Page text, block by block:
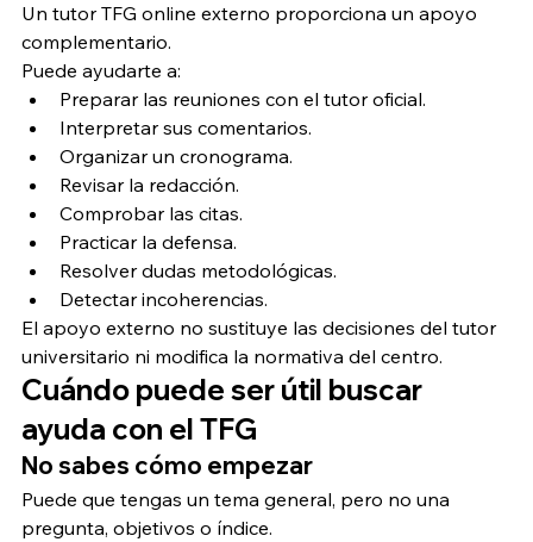
Un tutor TFG online externo proporciona un apoyo
complementario.
Puede ayudarte a:
Preparar las reuniones con el tutor oficial.
Interpretar sus comentarios.
Organizar un cronograma.
Revisar la redacción.
Comprobar las citas.
Practicar la defensa.
Resolver dudas metodológicas.
Detectar incoherencias.
El apoyo externo no sustituye las decisiones del tutor
universitario ni modifica la normativa del centro.
Cuándo puede ser útil buscar
ayuda con el TFG
No sabes cómo empezar
Puede que tengas un tema general, pero no una
pregunta, objetivos o índice.